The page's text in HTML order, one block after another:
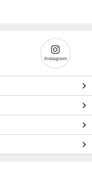
Instagram